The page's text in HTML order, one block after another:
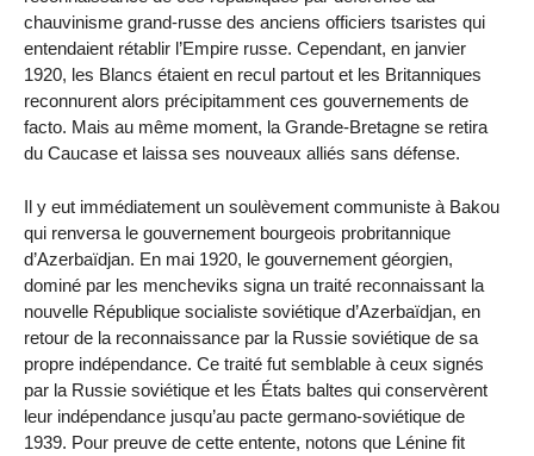
chauvinisme grand-russe des anciens officiers tsaristes qui
entendaient rétablir l’Empire russe. Cependant, en janvier
1920, les Blancs étaient en recul partout et les Britanniques
reconnurent alors précipitamment ces gouvernements de
facto. Mais au même moment, la Grande-Bretagne se retira
du Caucase et laissa ses nouveaux alliés sans défense.
Il y eut immédiatement un soulèvement communiste à Bakou
qui renversa le gouvernement bourgeois probritannique
d’Azerbaïdjan. En mai 1920, le gouvernement géorgien,
dominé par les mencheviks signa un traité reconnaissant la
nouvelle République socialiste soviétique d’Azerbaïdjan, en
retour de la reconnaissance par la Russie soviétique de sa
propre indépendance. Ce traité fut semblable à ceux signés
par la Russie soviétique et les États baltes qui conservèrent
leur indépendance jusqu’au pacte germano-soviétique de
1939. Pour preuve de cette entente, notons que Lénine fit